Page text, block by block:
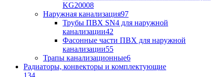
KG20008
Наружная канализация97
Трубы ПВХ SN4 для наружной
канализации42
Фасонные части ПВХ для наружной
канализации55
Трапы канализационные6
Радиаторы, конвекторы и комплектующие